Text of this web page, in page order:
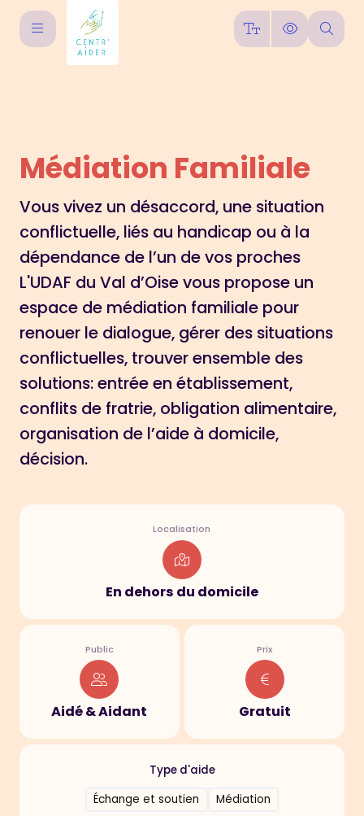
Médiation Familiale
Vous vivez un désaccord, une situation
conflictuelle, liés au handicap ou à la
dépendance de l’un de vos proches
L'UDAF du Val d’Oise vous propose un
espace de médiation familiale pour
renouer le dialogue, gérer des situations
conflictuelles, trouver ensemble des
solutions: entrée en établissement,
conflits de fratrie, obligation alimentaire,
organisation de l’aide à domicile,
décision.
Localisation
En dehors du domicile
Public
Aidé & Aidant
Prix
Gratuit
Type d'aide
Échange et soutien
Médiation